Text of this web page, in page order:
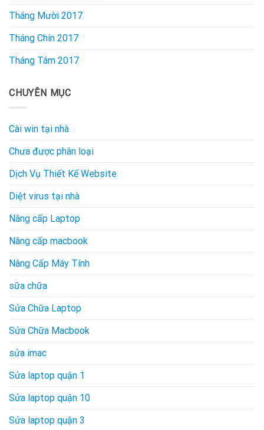
Tháng Mười 2017
Tháng Chín 2017
Tháng Tám 2017
CHUYÊN MỤC
Cài win tại nhà
Chưa được phân loại
Dịch Vụ Thiết Kế Website
Diệt virus tại nhà
Nâng cấp Laptop
Nâng cấp macbook
Nâng Cấp Máy Tính
sữa chữa
Sửa Chữa Laptop
Sửa Chữa Macbook
sửa imac
Sửa laptop quận 1
Sửa laptop quận 10
Sửa laptop quận 3